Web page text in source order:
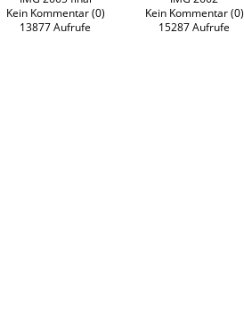
Kein Kommentar (0)
13877 Aufrufe
Kein Kommentar (0)
15287 Aufrufe